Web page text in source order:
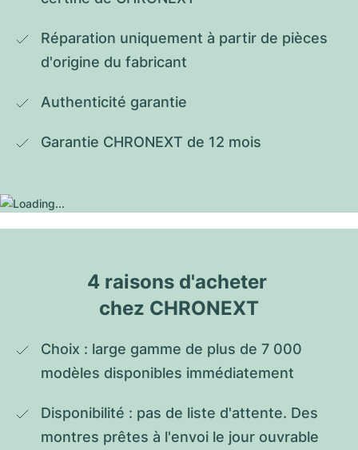
Réparation uniquement à partir de pièces
d'origine du fabricant
Authenticité garantie
Garantie CHRONEXT de 12 mois
4 raisons d'acheter
chez CHRONEXT
Choix : large gamme de plus de 7 000
modèles disponibles immédiatement
Disponibilité : pas de liste d'attente. Des
montres prêtes à l'envoi le jour ouvrable